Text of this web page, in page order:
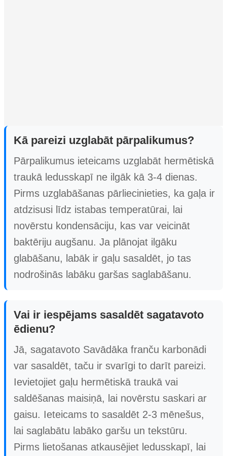
Kā pareizi uzglabāt pārpalikumus?
Pārpalikumus ieteicams uzglabāt hermētiskā
traukā ledusskapī ne ilgāk kā 3-4 dienas.
Pirms uzglabāšanas pārliecinieties, ka gaļa ir
atdzisusi līdz istabas temperatūrai, lai
novērstu kondensāciju, kas var veicināt
baktēriju augšanu. Ja plānojat ilgāku
glabāšanu, labāk ir gaļu sasaldēt, jo tas
nodrošinās labāku garšas saglabāšanu.
Vai ir iespējams sasaldēt sagatavoto
ēdienu?
Jā, sagatavoto Savādāka franču karbonādi
var sasaldēt, taču ir svarīgi to darīt pareizi.
Ievietojiet gaļu hermētiskā traukā vai
saldēšanas maisiņā, lai novērstu saskari ar
gaisu. Ieteicams to sasaldēt 2-3 mēnešus,
lai saglabātu labāko garšu un tekstūru.
Pirms lietošanas atkausējiet ledusskapī, lai